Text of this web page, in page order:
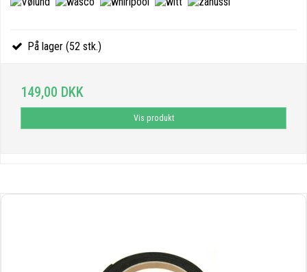
På lager (52 stk.)
149,00 DKK
Vis produkt